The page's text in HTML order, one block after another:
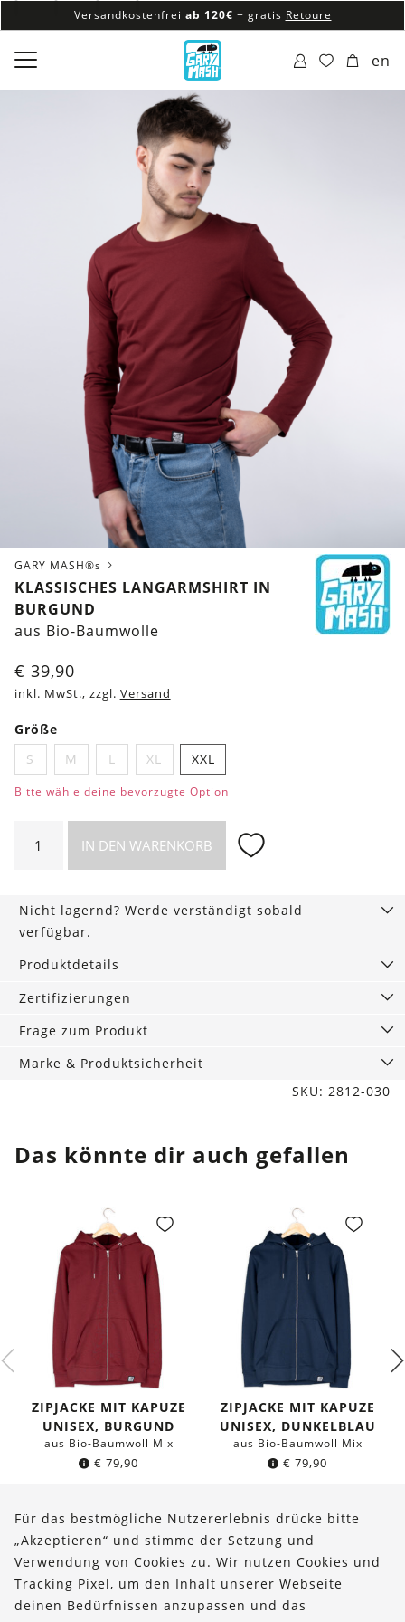
Versandkostenfrei ab 120€ + gratis Retoure
100% veganes & fair produziertes Sortiment
Versandkostenfrei ab 120€
en
GARY MASH®s
KLASSISCHES LANGARMSHIRT IN
BURGUND
aus Bio-Baumwolle
€ 39,90
inkl. MwSt., zzgl. Versand
Größe
S
M L XL XXL
Bitte wähle deine bevorzugte Option
Langarmshirt
Menge
IN DEN WARENKORB
Nicht lagernd? Werde verständigt sobald
verfügbar.
Produktdetails
Zertifizierungen
Frage zum Produkt
Marke & Produktsicherheit
SKU: 2812-030
Das könnte dir auch gefallen
ZIPJACKE MIT KAPUZE
UNISEX, BURGUND
aus Bio-Baumwoll Mix
€ 79,90
ZIPJACKE MIT KAPUZE
UNISEX, DUNKELBLAU
aus Bio-Baumwoll Mix
€ 79,90
Über uns
Bestellungen
Für das bestmögliche Nutzererlebnis drücke bitte
„Akzeptieren“ und stimme der Setzung und
Verwendung von Cookies zu. Wir nutzen Cookies und
Tracking Pixel, um den Inhalt unserer Webseite
deinen Bedürfnissen anzupassen und das